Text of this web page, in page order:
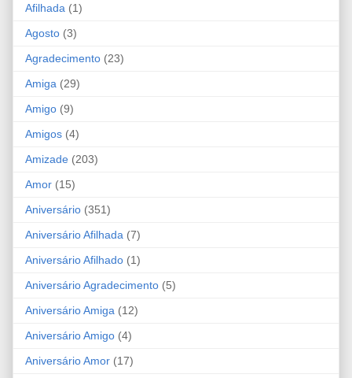
Afilhada (1)
Agosto (3)
Agradecimento (23)
Amiga (29)
Amigo (9)
Amigos (4)
Amizade (203)
Amor (15)
Aniversário (351)
Aniversário Afilhada (7)
Aniversário Afilhado (1)
Aniversário Agradecimento (5)
Aniversário Amiga (12)
Aniversário Amigo (4)
Aniversário Amor (17)